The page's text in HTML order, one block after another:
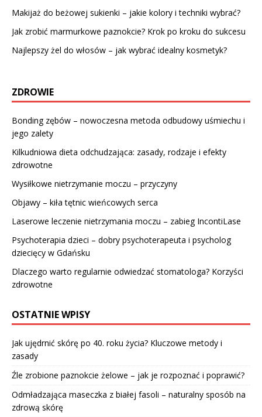
Makijaż do beżowej sukienki – jakie kolory i techniki wybrać?
Jak zrobić marmurkowe paznokcie? Krok po kroku do sukcesu
Najlepszy żel do włosów – jak wybrać idealny kosmetyk?
ZDROWIE
Bonding zębów – nowoczesna metoda odbudowy uśmiechu i
jego zalety
Kilkudniowa dieta odchudzająca: zasady, rodzaje i efekty
zdrowotne
Wysiłkowe nietrzymanie moczu – przyczyny
Objawy – kiła tętnic wieńcowych serca
Laserowe leczenie nietrzymania moczu – zabieg IncontiLase
Psychoterapia dzieci – dobry psychoterapeuta i psycholog
dziecięcy w Gdańsku
Dlaczego warto regularnie odwiedzać stomatologa? Korzyści
zdrowotne
OSTATNIE WPISY
Jak ujędrnić skórę po 40. roku życia? Kluczowe metody i
zasady
Źle zrobione paznokcie żelowe – jak je rozpoznać i poprawić?
Odmładzająca maseczka z białej fasoli – naturalny sposób na
zdrową skórę